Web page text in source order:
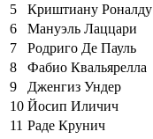
5
Криштиану Роналду
6
Мануэль Лаццари
7
Родриго Де Пауль
8
Фабио Квальярелла
9
Дженгиз Ундер
10 Йосип Иличич
11 Раде Крунич